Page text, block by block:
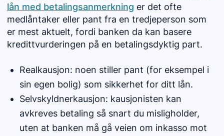
lån med betalingsanmerkning er det ofte
medlåntaker eller pant fra en tredjeperson som
er mest aktuelt, fordi banken da kan basere
kredittvurderingen på en betalingsdyktig part.
Realkausjon: noen stiller pant (for eksempel i
sin egen bolig) som sikkerhet for ditt lån.
Selvskyldnerkausjon: kausjonisten kan
avkreves betaling så snart du misligholder,
uten at banken må gå veien om inkasso mot